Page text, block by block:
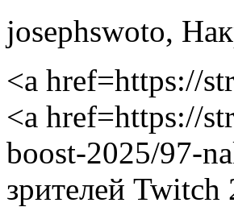
josephswoto,
<a href=https://
<a href=https://
boost-2025/97-
зрителей Twitch